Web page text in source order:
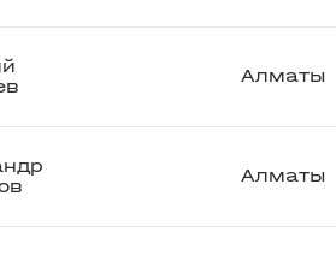
Алматы
Алматы